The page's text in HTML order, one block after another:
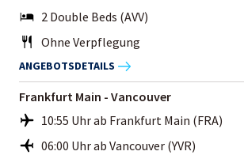
2 Double Beds (AVV)
Ohne Verpflegung
ANGEBOTSDETAILS
Frankfurt Main - Vancouver
10:55 Uhr ab Frankfurt Main (FRA)
06:00 Uhr ab Vancouver (YVR)